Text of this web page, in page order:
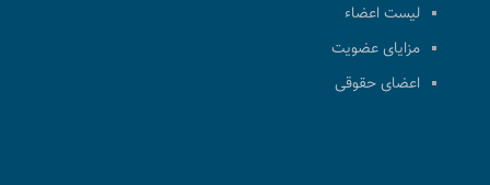
لیست اعضاء
مزایای عضویت
اعضای حقوقی